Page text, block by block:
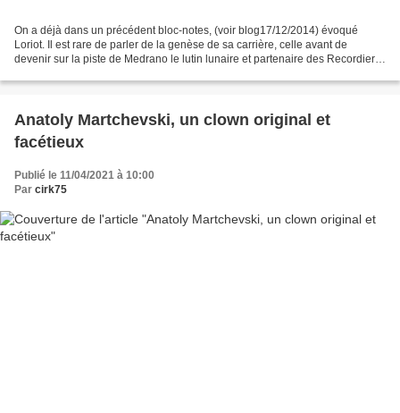
On a déjà dans un précédent bloc-notes, (voir blog17/12/2014) évoqué
Loriot. Il est rare de parler de la genèse de sa carrière, celle avant de
devenir sur la piste de Medrano le lutin lunaire et partenaire des Recordier
Anatoly Martchevski, un clown original et
facétieux
Publié le 11/04/2021 à 10:00
Par cirk75